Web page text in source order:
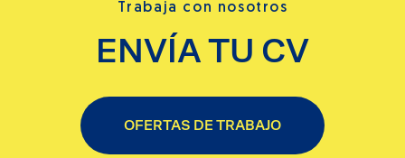
Trabaja con nosotros
ENVÍA TU CV
OFERTAS DE TRABAJO